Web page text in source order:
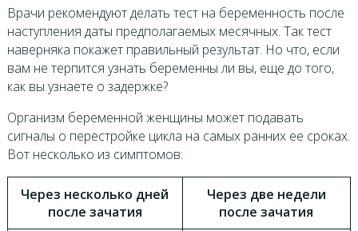
Врачи рекомендуют делать тест на беременность после
наступления даты предполагаемых месячных. Так тест
наверняка покажет правильный результат. Но что, если
вам не терпится узнать беременны ли вы, еще до того,
как вы узнаете о задержке?
Организм беременной женщины может подавать
сигналы о перестройке цикла на самых ранних ее сроках.
Вот несколько из симптомов:
Через несколько дней
после зачатия
Через две недели
после зачатия